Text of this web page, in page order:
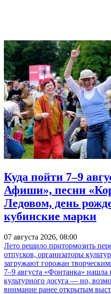
Куда пойти 7–9
Афиши», песни
Ледовом, день
кубинские марки
07 августа 2026, 08:00
Лето решило притормозить
отпусков, организаторы
загружают горожан
7–9 августа «Фонтанка»
культурного досуга — но,
внимание ранее открытым